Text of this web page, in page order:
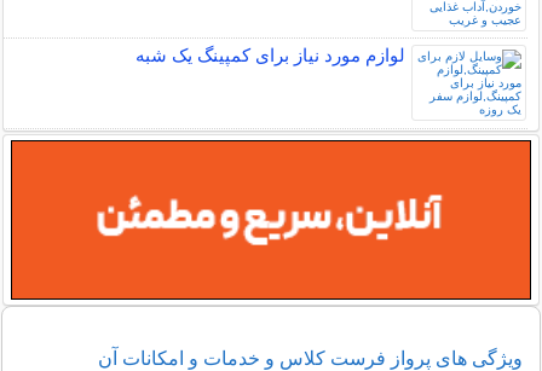
لوازم مورد نیاز برای کمپینگ یک شبه
ویژگی های پرواز فرست کلاس و خدمات و امکانات آن